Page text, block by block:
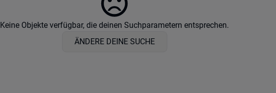
Keine Objekte verfügbar, die deinen Suchparametern entsprechen.
ÄNDERE DEINE SUCHE